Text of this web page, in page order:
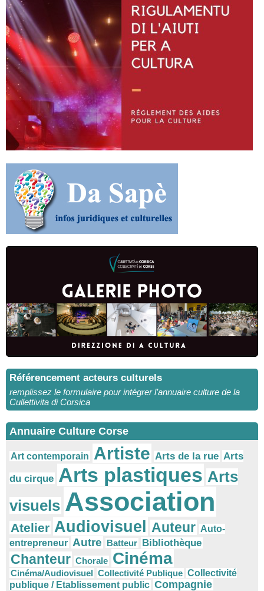
Référencement acteurs culturels
remplissez le formulaire pour intégrer l’annuaire culture de la
Cullettivita di Corsica
Annuaire Culture Corse
Art contemporain Artiste Arts de la rue Arts
du cirque Arts plastiques Arts
visuels Association
Atelier Audiovisuel Auteur Auto-
entrepreneur Autre Batteur Bibliothèque
Chanteur Chorale Cinéma
Cinéma/Audiovisuel Collectivité Publique Collectivité
publique / Etablissement public Compagnie